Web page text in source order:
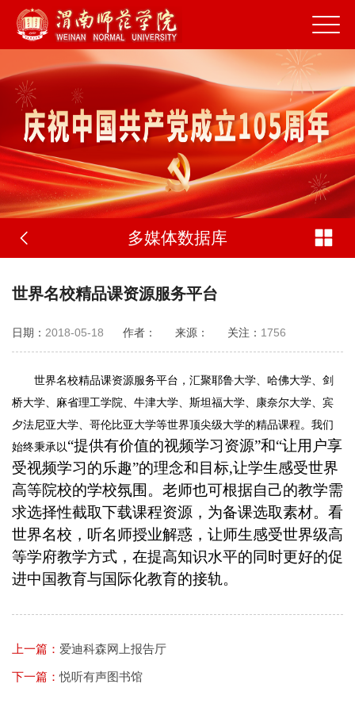
多媒体数据库
世界名校精品课资源服务平台
日期： 2018-05-18 作者： 来源： 关注： 1756
世界名校精品课资源服务平台，汇聚耶鲁大学、哈佛大学、剑
桥大学、麻省理工学院、牛津大学、斯坦福大学、康奈尔大学、宾
夕法尼亚大学、哥伦比亚大学等世界顶尖级大学的精品课程。我们
始终秉承以“提供有价值的视频学习资源”和“让用户享
受视频学习的乐趣”的理念和目标,让学生感受世界
高等院校的学校氛围。老师也可根据自己的教学需
求选择性截取下载课程资源，为备课选取素材。看
世界名校，听名师授业解惑，让师生感受世界级高
等学府教学方式，在提高知识水平的同时更好的促
进中国教育与国际化教育的接轨。
上一篇： 爱迪科森网上报告厅
下一篇：悦听有声图书馆